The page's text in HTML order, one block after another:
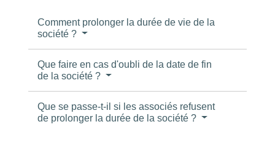
Comment prolonger la durée de vie de la
société ?
Que faire en cas d'oubli de la date de fin
de la société ?
Que se passe-t-il si les associés refusent
de prolonger la durée de la société ?